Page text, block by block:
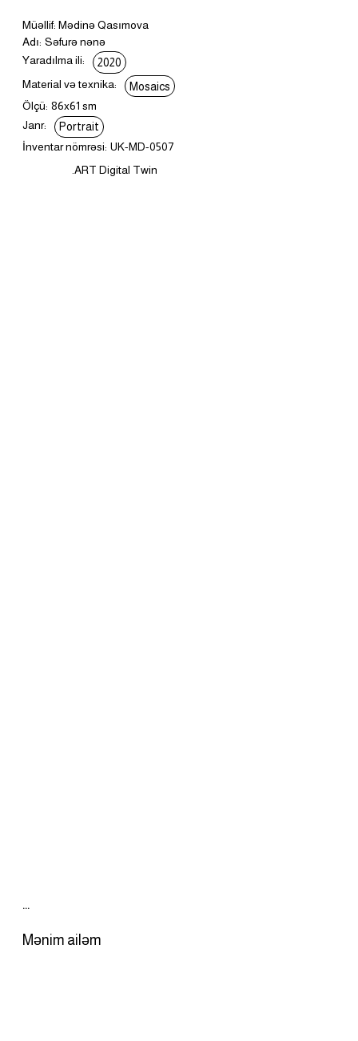
Mənim ailəm
…
Müəllif: Mədinə Qasımova
Adı: Səfurə nənə
Yaradılma ili:
2020
Material və texnika:
Mosaics
Ölçü: 86x61 sm
Janr:
Portrait
İnventar nömrəsi: UK-MD-0507
.ART Digital Twin